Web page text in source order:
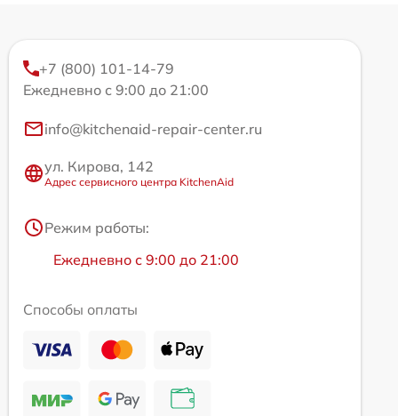
+7 (800) 101-14-79
Ежедневно с 9:00 до 21:00
info@kitchenaid-repair-center.ru
ул. Кирова, 142
Адрес сервисного центра KitchenAid
Режим работы:
Ежедневно с 9:00 до 21:00
Способы оплаты